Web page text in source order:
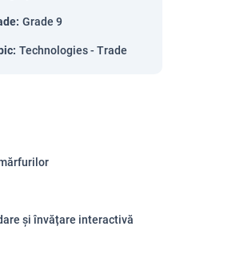
: Grade 9
: Technologies - Trade
și învățare interactivă